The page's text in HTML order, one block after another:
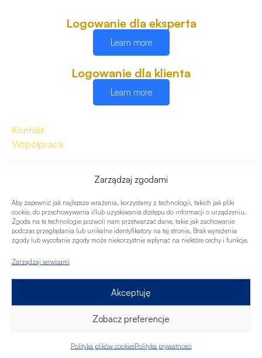
Zarządzaj zgodami
Aby zapewnić jak najlepsze wrażenia, korzystamy z technologii, takich jak pliki
cookie, do przechowywania i/lub uzyskiwania dostępu do informacji o urządzeniu.
Zgoda na te technologie pozwoli nam przetwarzać dane, takie jak zachowanie
podczas przeglądania lub unikalne identyfikatory na tej stronie. Brak wyrażenia
zgody lub wycofanie zgody może niekorzystnie wpłynąć na niektóre cechy i funkcje.
Zarządzaj serwisami
Akceptuję
Zobacz preferencje
Polityka plików cookiesPolityka prywatności
Logowanie dla eksperta
Learn more
Logowanie dla klienta
Learn more
Kontakt
Współpraca